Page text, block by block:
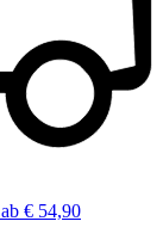
ab € 54,90